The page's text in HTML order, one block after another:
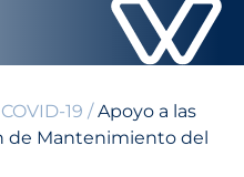
19 /Apoyo a las
de Mantenimiento del